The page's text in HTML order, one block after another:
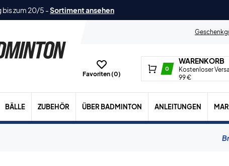
bis zum 20/5 -Sortiment ansehen
Favoriten (0)
0
WARENKORB
Kostenloser
99 €
BÄLLE ZUBEHÖR ÜBER BADMINTON ANLEITUNGEN